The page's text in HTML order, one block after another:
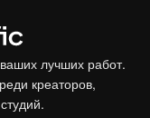
лучших работ.
креаторов,